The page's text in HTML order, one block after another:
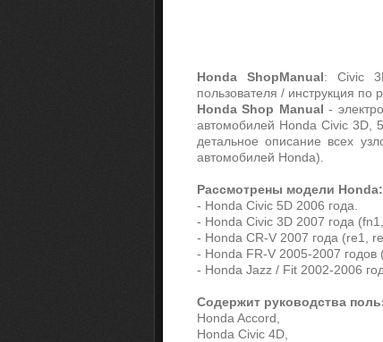
Honda ShopManual: Civic
пользователя / инструкция по
Honda Shop Manual -
автомобилей Honda Civic 3D,
детальное описание всех
автомобилей Honda).
Рассмотрены модели Honda:
- Honda Civic 5D 2006 года.
- Honda Civic 3D 2007 года
- Honda CR-V 2007 года (re1,
- Honda FR-V 2005-2007 годов
- Honda Jazz / Fit 2002-2006
Содержит руководства
Honda Accord,
Honda Civic 4D,